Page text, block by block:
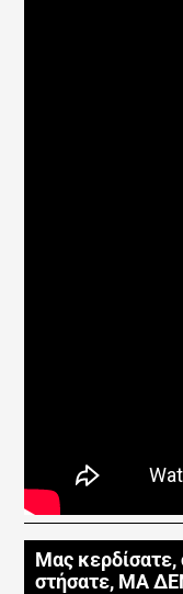
Μας κερδίσατε,
στήσατε, ΜΑ